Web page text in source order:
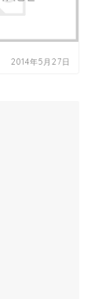
2014年5月27日